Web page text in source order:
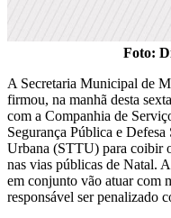
Foto:
A Secretaria Municipal de
firmou, na manhã desta
com a Companhia de
Segurança Pública e
Urbana (STTU) para coibir
nas vias públicas de Natal.
em conjunto vão atuar com
responsável ser penalizado